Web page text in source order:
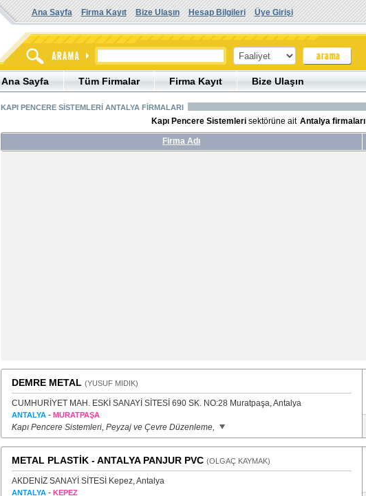
Ana Sayfa Firma Kayıt Bize Ulaşın Hesap Bilgileri Üye Girişi
Ana Sayfa Tüm Firmalar Firma Kayıt Bize Ulaşın
KAPI PENCERE SİSTEMLERİ ANTALYA FİRMALARI
Kapı Pencere Sistemleri sektörüne ait Antalya firmaları
Firma Adı
DEMRE METAL (YUSUF MIDIK)
CUMHURİYET MAH. ESKİ SANAYİ SİTESİ 690 SK. NO:28 Muratpaşa, Antalya
ANTALYA- MURATPAŞA
Kapı Pencere Sistemleri, Peyzaj ve Çevre Düzenleme,
METAL PLASTİK - ANTALYA PANJUR PVC (OLGAÇ KAYMAK)
AKDENİZ SANAYİ SİTESİ Kepez, Antalya
ANTALYA- KEPEZ